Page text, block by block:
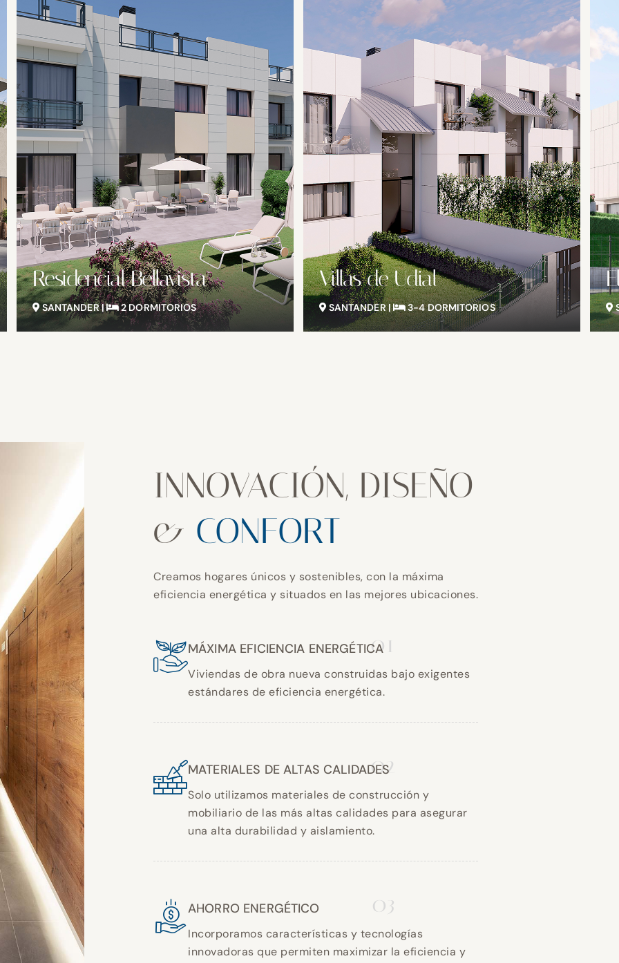
Villas de Udial
SANTANDER | 3-4 DORMITORIOS
El Tejo
SANTANDER | 2-3-4 DORMITORIOS
INNOVACIÓN, DISEÑO
& CONFORT
Creamos hogares únicos y sostenibles, con la máxima
eficiencia energética y situados en las mejores ubicaciones.
01
MÁXIMA EFICIENCIA ENERGÉTICA
Viviendas de obra nueva construidas bajo exigentes
estándares de eficiencia energética.
02
MATERIALES DE ALTAS CALIDADES
Solo utilizamos materiales de construcción y
mobiliario de las más altas calidades para asegurar
una alta durabilidad y aislamiento.
03
AHORRO ENERGÉTICO
Incorporamos características y tecnologías
innovadoras que permiten maximizar la eficiencia y